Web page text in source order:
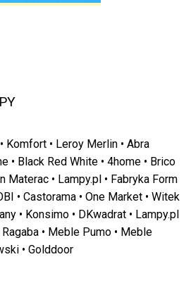
• Komfort • Leroy Merlin • Abra
• Black Red White • 4home • Brico
Materac • Lampy.pl • Fabryka Form
• Castorama • One Market • Witek
• Konsimo • DKwadrat • Lampy.pl
Ragaba • Meble Pumo • Meble
• Golddoor